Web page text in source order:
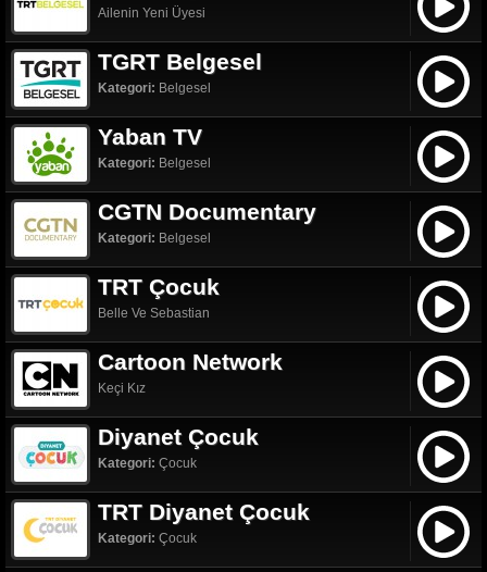
Ailenin Yeni Üyesi
TGRT Belgesel
Kategori: Belgesel
Yaban TV
Kategori: Belgesel
CGTN Documentary
Kategori: Belgesel
TRT Çocuk
Belle Ve Sebastian
Cartoon Network
Keçi Kız
Diyanet Çocuk
Kategori: Çocuk
TRT Diyanet Çocuk
Kategori: Çocuk